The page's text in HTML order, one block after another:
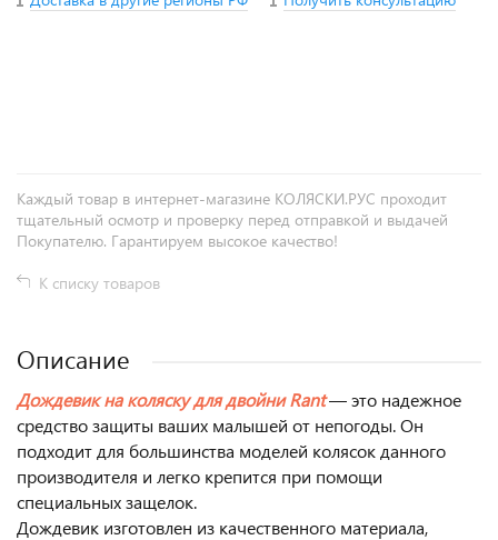
Каждый товар в интернет-магазине КОЛЯСКИ.РУС проходит
тщательный осмотр и проверку перед отправкой и выдачей
Покупателю. Гарантируем высокое качество!
К списку товаров
Описание
Дождевик на коляску для двойни Rant— это надежное
средство защиты ваших малышей от непогоды. Он
подходит для большинства моделей колясок данного
производителя и легко крепится при помощи
специальных защелок.
Дождевик изготовлен из качественного материала,